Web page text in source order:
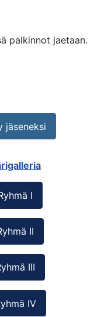
jäseneksi
I
II
III
IV
palkinnot jaetaan.